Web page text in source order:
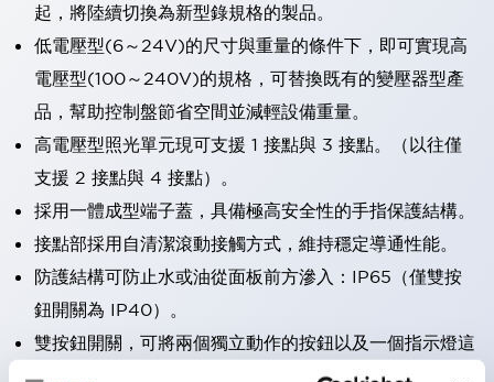
起，將陸續切換為新型錄規格的製品。
低電壓型(6～24V)的尺寸與重量的條件下，即可實現高
電壓型(100～240V)的規格，可替換既有的變壓器型產
品，幫助控制盤節省空間並減輕設備重量。
高電壓型照光單元現可支援 1 接點與 3 接點。（以往僅
支援 2 接點與 4 接點）。
採用一體成型端子蓋，具備極高安全性的手指保護結構。
接點部採用自清潔滾動接觸方式，維持穩定導通性能。
防護結構可防止水或油從面板前方滲入：IP65（僅雙按
鈕開關為 IP40）。
雙按鈕開關，可將兩個獨立動作的按鈕以及一個指示燈這
三種功能集結於一顆開關。